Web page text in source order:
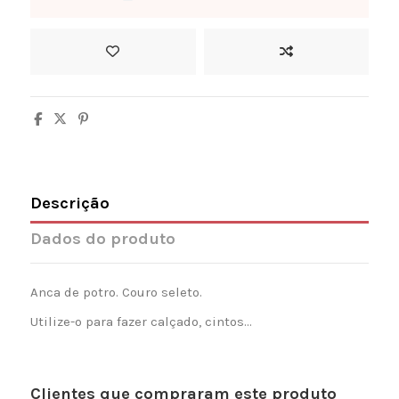
Descrição
Dados do produto
Anca de potro. Couro seleto.
Utilize-o para fazer calçado, cintos...
Clientes que compraram este produto